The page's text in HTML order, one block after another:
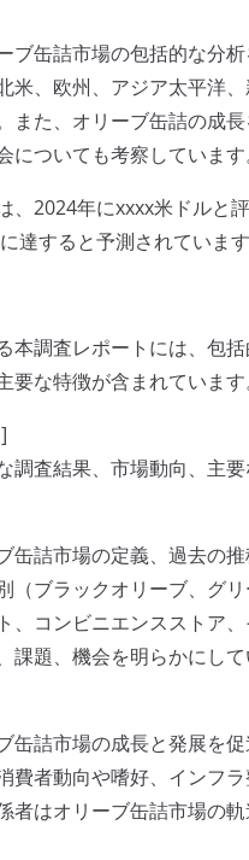
ブ缶詰市場の包括的な分
米、欧州、アジア太平洋
また、オリーブ缶詰の成
ついても考察しています
、2024年にxxxx米ドルと
達すると予測されています
本調査レポートには、包
な特徴が含まれています
調査結果、市場動向、主
缶詰市場の定義、過去の
（ブラックオリーブ、グ
、コンビニエンスストア
課題、機会を明らかにして
缶詰市場の成長と発展を
費者動向や嗜好、インフ
者はオリーブ缶詰市場の